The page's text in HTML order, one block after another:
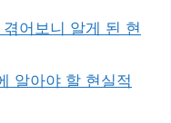
어보니 알게 된 현
알아야 할 현실적